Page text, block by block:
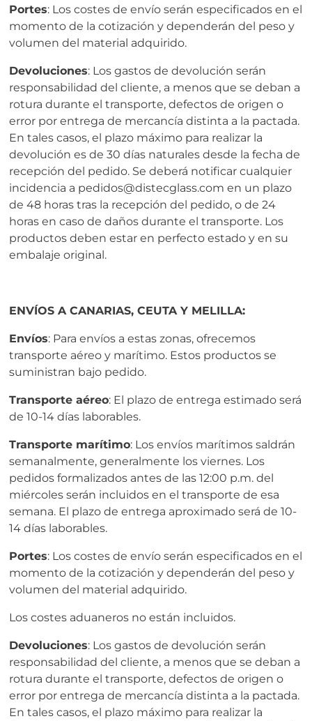
Portes: Los costes de envío serán especificados en el
momento de la cotización y dependerán del peso y
volumen del material adquirido.
Devoluciones: Los gastos de devolución serán
responsabilidad del cliente, a menos que se deban a
rotura durante el transporte, defectos de origen o
error por entrega de mercancía distinta a la pactada.
En tales casos, el plazo máximo para realizar la
devolución es de 30 días naturales desde la fecha de
recepción del pedido. Se deberá notificar cualquier
incidencia a pedidos@distecglass.com en un plazo
de 48 horas tras la recepción del pedido, o de 24
horas en caso de daños durante el transporte. Los
productos deben estar en perfecto estado y en su
embalaje original.
ENVÍOS A CANARIAS, CEUTA Y MELILLA:
Envíos: Para envíos a estas zonas, ofrecemos
transporte aéreo y marítimo. Estos productos se
suministran bajo pedido.
Transporte aéreo: El plazo de entrega estimado será
de 10-14 días laborables.
Transporte marítimo: Los envíos marítimos saldrán
semanalmente, generalmente los viernes. Los
pedidos formalizados antes de las 12:00 p.m. del
miércoles serán incluidos en el transporte de esa
semana. El plazo de entrega aproximado será de 10-
14 días laborables.
Portes: Los costes de envío serán especificados en el
momento de la cotización y dependerán del peso y
volumen del material adquirido.
Los costes aduaneros no están incluidos.
Devoluciones: Los gastos de devolución serán
responsabilidad del cliente, a menos que se deban a
rotura durante el transporte, defectos de origen o
error por entrega de mercancía distinta a la pactada.
En tales casos, el plazo máximo para realizar la